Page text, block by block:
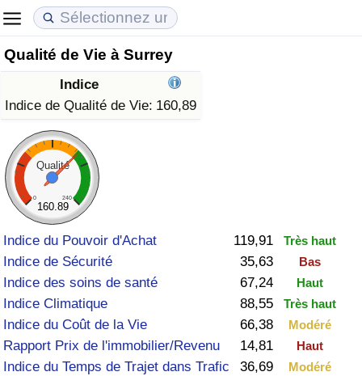
Qualité de Vie à Surrey
Indice
Indice de Qualité de Vie: 160,89
Qualité
0 240
160.89
Indice du Pouvoir d'Achat 119,91 Très haut
Indice de Sécurité 35,63 Bas
Indice des soins de santé 67,24 Haut
Indice Climatique 88,55 Très haut
Indice du Coût de la Vie 66,38 Modéré
Rapport Prix de l'immobilier/Revenu 14,81 Haut
Indice du Temps de Trajet dans Trafic 36,69 Modéré
Coût de la vie
Indice du Coût de la Vie (Actuel)
Indice du Coût de la Vie
Indice du coût de la vie par pays
à Akaba
Prix de l'immobilier
Indice des Prix de l'immobilier (Actuel)
Indice des Prix de l'immobilier
Indice des Prix de l'immobilier par Pays
Qualité de Vie
Indice de Qualité de Vie
Indice de Qualité de Vie (Actuel)
Indice de qualité de vie par pays
Criminalité
Indice de Criminalité (Actuel)
Indice de Criminalité
Indice de criminalité par pays